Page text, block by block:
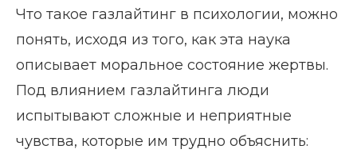
Что такое газлайтинг в психологии, можно
понять, исходя из того, как эта наука
описывает моральное состояние жертвы.
Под влиянием газлайтинга люди
испытывают сложные и неприятные
чувства, которые им трудно объяснить: